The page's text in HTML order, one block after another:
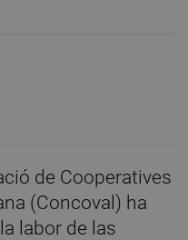
de Cooperatives
(Concoval) ha
labor de las